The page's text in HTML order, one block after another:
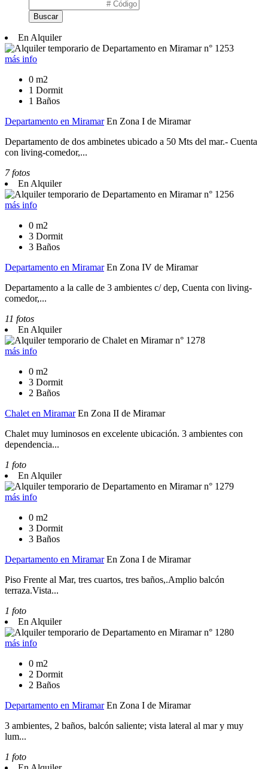
Buscar
En Alquiler
más info
0 m2
1 Dormit
1 Baños
Departamento en Miramar En Zona I de Miramar
Departamento de dos ambinetes ubicado a 50 Mts del mar.- Cuenta
con living-comedor,...
7 fotos
En Alquiler
más info
0 m2
3 Dormit
3 Baños
Departamento en Miramar En Zona IV de Miramar
Departamento a la calle de 3 ambientes c/ dep, Cuenta con living-
comedor,...
11 fotos
En Alquiler
más info
0 m2
3 Dormit
2 Baños
Chalet en Miramar En Zona II de Miramar
Chalet muy luminosos en excelente ubicación. 3 ambientes con
dependencia...
1 foto
En Alquiler
más info
0 m2
3 Dormit
3 Baños
Departamento en Miramar En Zona I de Miramar
Piso Frente al Mar, tres cuartos, tres baños,.Amplio balcón
terraza.Vista...
1 foto
En Alquiler
más info
0 m2
2 Dormit
2 Baños
Departamento en Miramar En Zona I de Miramar
3 ambientes, 2 baños, balcón saliente; vista lateral al mar y muy
lum...
1 foto